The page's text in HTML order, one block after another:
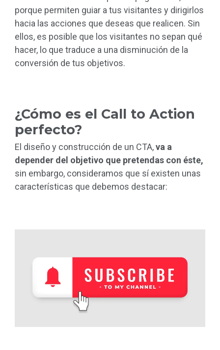
porque permiten guiar a tus visitantes y dirigirlos
hacia las acciones que deseas que realicen. Sin
ellos, es posible que los visitantes no sepan qué
hacer, lo que traduce a una disminución de la
conversión de tus objetivos.
¿Cómo es el Call to Action
perfecto?
El diseño y construcción de un CTA,va a
depender del objetivo que pretendas con éste,
sin embargo, consideramos que sí existen unas
características que debemos destacar: